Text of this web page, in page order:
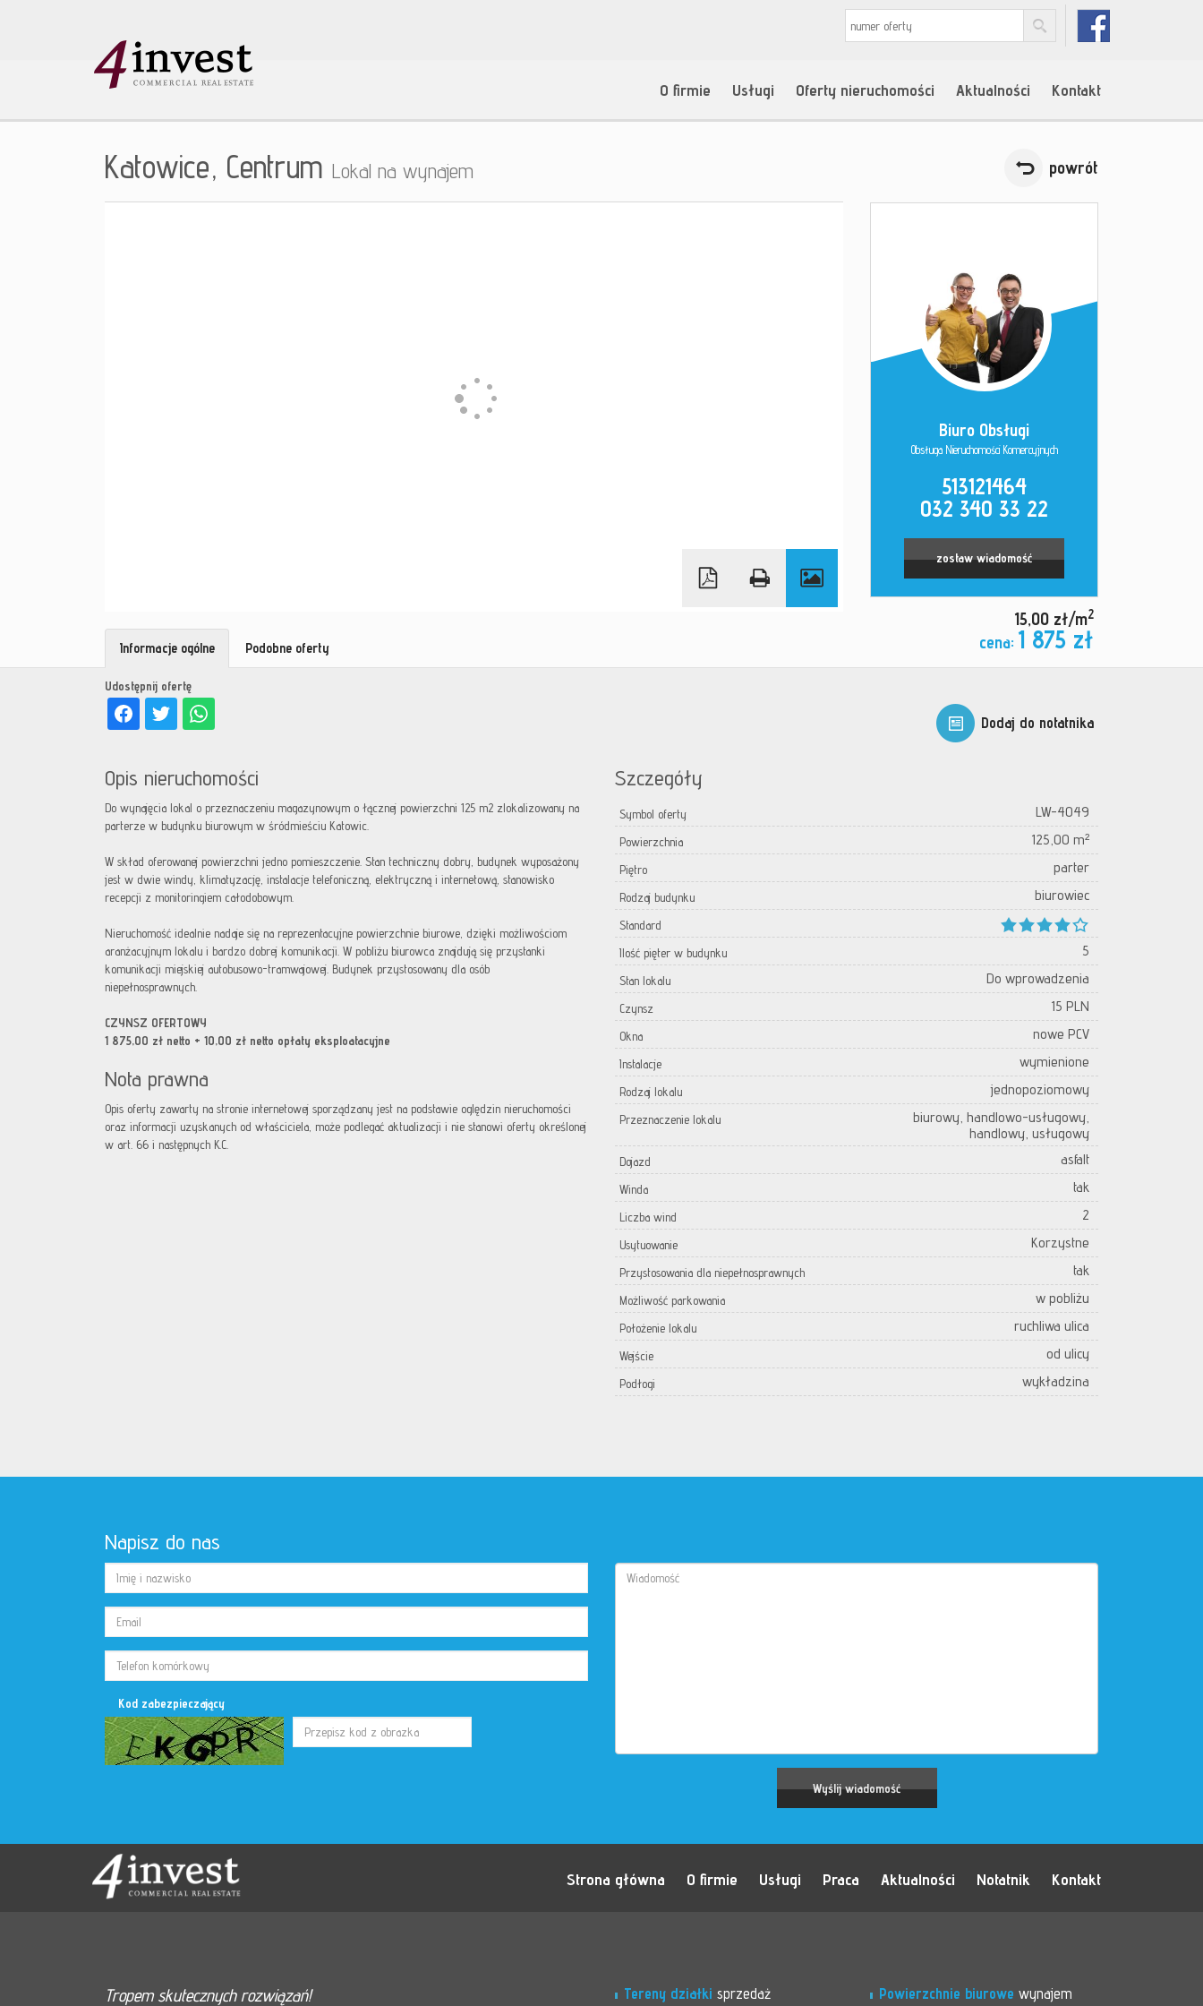
O firmie Usługi Oferty nieruchomości Aktualności Kontakt
Katowice, Centrum Lokal na wynajem powrót
Biuro Obsługi
Obsługa Nieruchomości Komercyjnych
513121464
032 340 33 22
zostaw wiadomość
15,00 zł/m2
cena: 1 875 zł
Dodaj do notatnika
Udostępnij ofertę
Informacje ogólne Podobne oferty
Opis nieruchomości
Do wynajęcia lokal o przeznaczeniu magazynowym o łącznej powierzchni 125 m2 zlokalizowany na
parterze w budynku biurowym w śródmieściu Katowic.
W skład oferowanej powierzchni jedno pomieszczenie. Stan techniczny dobry, budynek wyposażony
jest w dwie windy, klimatyzację, instalacje telefoniczną, elektryczną i internetową, stanowisko
recepcji z monitoringiem całodobowym.
Nieruchomość idealnie nadaje się na reprezentacyjne powierzchnie biurowe, dzięki możliwościom
aranżacyjnym lokalu i bardzo dobrej komunikacji. W pobliżu biurowca znajdują się przystanki
komunikacji miejskiej autobusowo-tramwajowej. Budynek przystosowany dla osób
niepełnosprawnych.
CZYNSZ OFERTOWY
1 875,00 zł netto + 10,00 zł netto opłaty eksploatacyjne
Nota prawna
Opis oferty zawarty na stronie internetowej sporządzany jest na podstawie oględzin nieruchomości
oraz informacji uzyskanych od właściciela, może podlegać aktualizacji i nie stanowi oferty określonej
w art. 66 i następnych K.C.
Szczegóły
Symbol oferty LW-4049
Powierzchnia 125,00 m²
Piętro parter
Rodzaj budynku biurowiec
Standard
Ilość pięter w budynku
5
Stan lokalu Do wprowadzenia
Czynsz 15 PLN
Okna nowe PCV
Instalacje wymienione
Rodzaj lokalu jednopoziomowy
Przeznaczenie lokalu
biurowy, handlowo-usługowy,
handlowy, usługowy
Dojazd asfalt
Winda tak
Liczba wind 2
Usytuowanie Korzystne
Przystosowania dla niepełnosprawnych tak
Możliwość parkowania w pobliżu
Położenie lokalu ruchliwa ulica
Wejście od ulicy
Podłogi wykładzina
Napisz do nas
Kod zabezpieczający
Strona główna O firmie Usługi Praca Aktualności Notatnik Kontakt
Tropem skutecznych rozwiązań! Tereny działki sprzedaż
Powierzchnie biurowe wynajem